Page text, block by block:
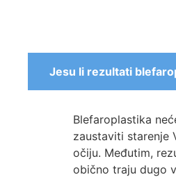
Jesu li rezultati
Blefaroplastika
zaustaviti starenje
očiju. Međutim,
obično traju dugo